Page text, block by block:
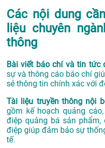
Các nội dung
liệu chuyên
thông
Bài viết báo chí và tin tức
sự và thông cáo báo chí
sẻ thông tin chính xác với
Tài liệu truyền thông nội
gồm kế hoạch quảng
điệp quảng bá sản
điệp giúp đảm bảo sự
tế.